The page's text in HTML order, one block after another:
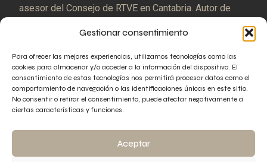
Gestionar consentimiento
Para ofrecer las mejores experiencias, utilizamos tecnologías como las
cookies para almacenar y/o acceder a la información del dispositivo. El
consentimiento de estas tecnologías nos permitirá procesar datos como el
comportamiento de navegación o las identificaciones únicas en este sitio.
No consentir o retirar el consentimiento, puede afectar negativamente a
ciertas características y funciones.
Aceptar
asesor del Consejo de RTVE en Cantabria. Autor de
Aviso LegalPolítica de Privacidad
Gestionar Cookies